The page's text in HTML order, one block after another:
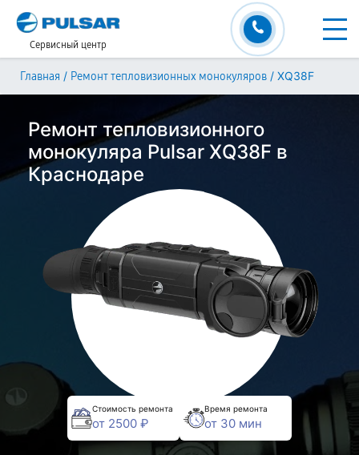
Сервисный центр
Главная / Ремонт тепловизионных монокуляров / XQ38F
Ремонт тепловизионного
монокуляра Pulsar XQ38F в
Краснодаре
Стоимость ремонта
от 2500 ₽
Время ремонта
от 30 мин